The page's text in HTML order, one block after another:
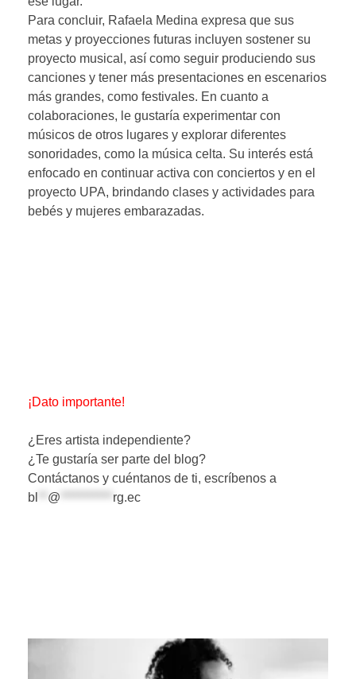
Para concluir, Rafaela Medina expresa que sus
metas y proyecciones futuras incluyen sostener su
proyecto musical, así como seguir produciendo sus
canciones y tener más presentaciones en escenarios
más grandes, como festivales. En cuanto a
colaboraciones, le gustaría experimentar con
músicos de otros lugares y explorar diferentes
sonoridades, como la música celta. Su interés está
enfocado en continuar activa con conciertos y en el
proyecto UPA, brindando clases y actividades para
bebés y mujeres embarazadas.
¡Dato importante!
¿Eres artista independiente?
¿Te gustaría ser parte del blog?
Contáctanos y cuéntanos de ti, escríbenos a
bl
@ rg.ec